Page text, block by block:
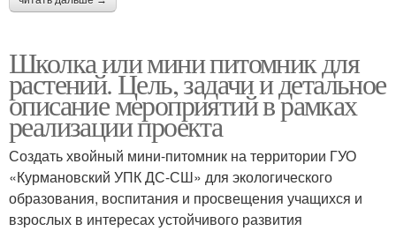
Школка или мини питомник для
растений. Цель, задачи и детальное
описание мероприятий в рамках
реализации проекта
Создать хвойный мини-питомник на территории ГУО
«Курмановский УПК ДС-СШ» для экологического
образования, воспитания и просвещения учащихся и
взрослых в интересах устойчивого развития